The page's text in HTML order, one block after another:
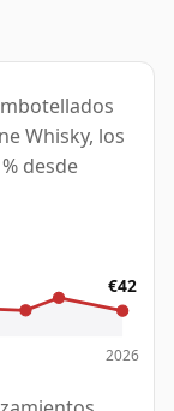
Whisky, los
desde
€42
2026